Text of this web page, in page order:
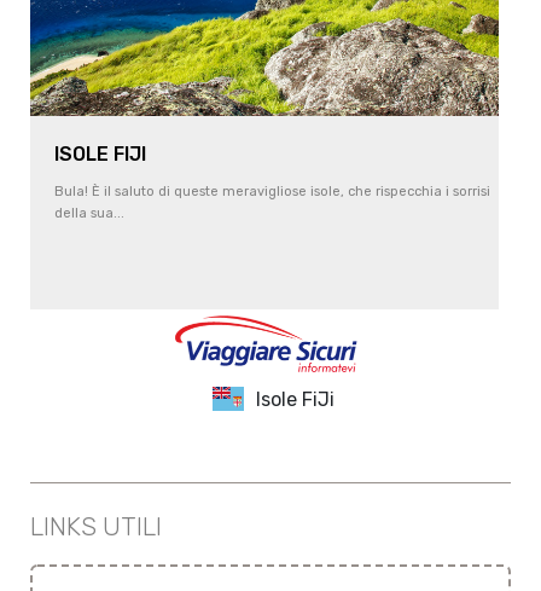
ISOLE FIJI
Bula! È il saluto di queste meravigliose isole, che rispecchia i sorrisi
della sua...
Isole FiJi
LINKS UTILI